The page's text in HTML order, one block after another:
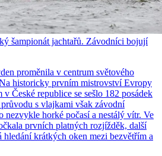
šampionát jachtařů. Závodníci bojují
proměnila v centrum světového
historicky prvním mistrovství Evropy
České republice se sešlo 182 posádek
s vlajkami však závodní
nezvykle horké počasí a nestálý vítr. Ve
prvních platných rozjížděk, další
hledání krátkých oken mezi bezvětřím a